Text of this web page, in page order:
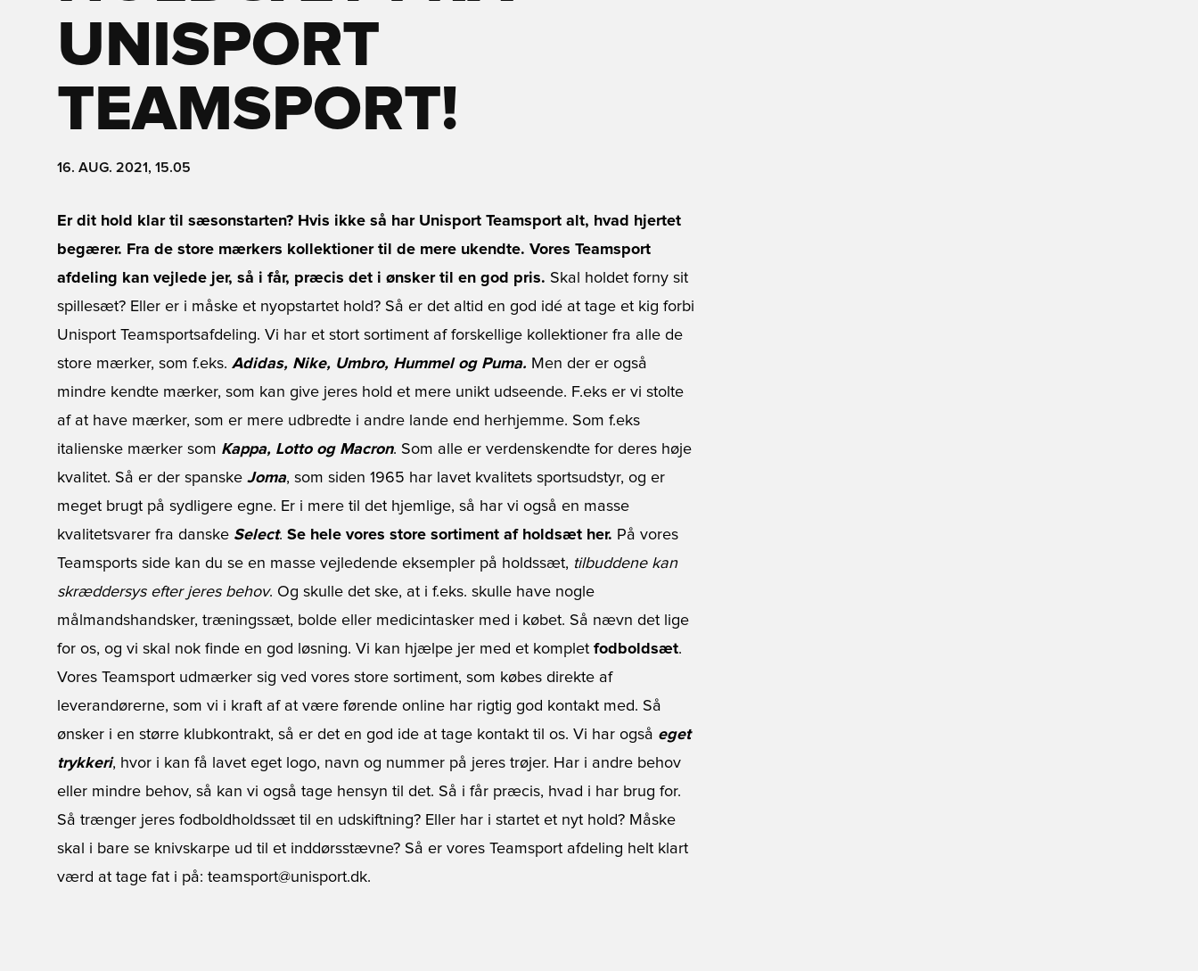
UNISPORT
TEAMSPORT!
16. AUG. 2021, 15.05
Er dit hold klar til sæsonstarten? Hvis ikke så har Unisport Teamsport alt, hvad hjertet
begærer. Fra de store mærkers kollektioner til de mere ukendte. Vores Teamsport
afdeling kan vejlede jer, så i får, præcis det i ønsker til en god pris. Skal holdet forny sit
spillesæt? Eller er i måske et nyopstartet hold? Så er det altid en god idé at tage et kig forbi
Unisport Teamsportsafdeling. Vi har et stort sortiment af forskellige kollektioner fra alle de
store mærker, som f.eks. Adidas, Nike, Umbro, Hummel og Puma. Men der er også
mindre kendte mærker, som kan give jeres hold et mere unikt udseende. F.eks er vi stolte
af at have mærker, som er mere udbredte i andre lande end herhjemme. Som f.eks
italienske mærker som Kappa, Lotto og Macron. Som alle er verdenskendte for deres høje
kvalitet. Så er der spanske Joma, som siden 1965 har lavet kvalitets sportsudstyr, og er
meget brugt på sydligere egne. Er i mere til det hjemlige, så har vi også en masse
kvalitetsvarer fra danske Select. Se hele vores store sortiment af holdsæt her. På vores
Teamsports side kan du se en masse vejledende eksempler på holdssæt, tilbuddene kan
skræddersys efter jeres behov. Og skulle det ske, at i f.eks. skulle have nogle
målmandshandsker, træningssæt, bolde eller medicintasker med i købet. Så nævn det lige
for os, og vi skal nok finde en god løsning. Vi kan hjælpe jer med et komplet fodboldsæt.
Vores Teamsport udmærker sig ved vores store sortiment, som købes direkte af
leverandørerne, som vi i kraft af at være førende online har rigtig god kontakt med. Så
ønsker i en større klubkontrakt, så er det en god ide at tage kontakt til os. Vi har også eget
trykkeri, hvor i kan få lavet eget logo, navn og nummer på jeres trøjer. Har i andre behov
eller mindre behov, så kan vi også tage hensyn til det. Så i får præcis, hvad i har brug for.
Så trænger jeres fodboldholdssæt til en udskiftning? Eller har i startet et nyt hold? Måske
skal i bare se knivskarpe ud til et inddørsstævne? Så er vores Teamsport afdeling helt klart
værd at tage fat i på: teamsport@unisport.dk.